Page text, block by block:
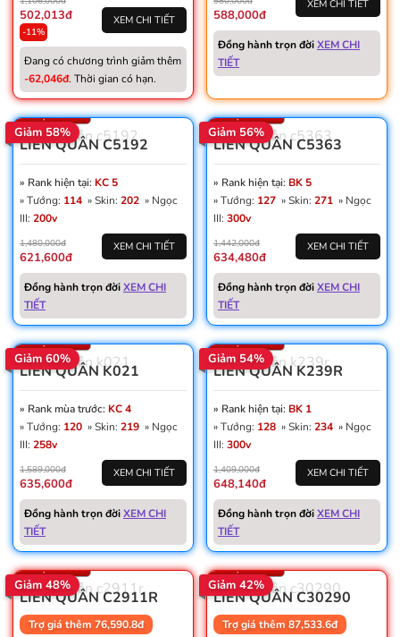
502,013đ
-11%
XEM CHI TIẾT
Đang có chương trình giảm thêm
-62,046đ. Thời gian có hạn.
588,000đ
XEM CHI TIẾT
Đồng hành trọn đờiXEM CHI
TIẾT
Giảm 58%
Win: 50%
Vàng: 422K
Dấu ấn: 9
Thẻ đổi tên: 12
Số trận: 8.172
LIÊN QUÂN C5192
» Rank hiện tại:
KC 5
» Tướng: 114 » Skin: 202
III: 200v
1,480,000đ
621,600đ
XEM CHI TIẾT
Đồng hành trọn đờiXEM CHI
TIẾT
Giảm 56%
Win: 49%
Vàng: 205K
Dấu ấn: 5
Thẻ đổi tên: 7
Số trận: 6.959
LIÊN QUÂN C5363
» Rank hiện tại:
BK 5
» Tướng: 127 » Skin: 271
III: 300v
1,442,000đ
634,480đ
XEM CHI TIẾT
Đồng hành trọn đờiXEM CHI
TIẾT
Giảm 60%
Win: 49%
Dấu ấn: 3
Thẻ đổi tên: 5
Số trận: 4.974
LIÊN QUÂN K021
» Rank mùa trước:
KC 4
» Tướng: 120 » Skin: 219
III: 258v
1,589,000đ
635,600đ
XEM CHI TIẾT
Đồng hành trọn đờiXEM CHI
TIẾT
Giảm 54%
Vàng: 160K
Dấu ấn: 8
Thẻ đổi tên: 2
Số trận: 9.230
LIÊN QUÂN K239R
» Rank hiện tại:
BK 1
» Tướng: 128 » Skin: 234
III: 300v
1,409,000đ
648,140đ
XEM CHI TIẾT
Đồng hành trọn đờiXEM CHI
TIẾT
Giảm 48%
Vàng: 115K
Dấu ấn: 5
Thẻ đổi tên: 18
Số trận: 5.605
LIÊN QUÂN C2911R
Trợ giá thêm 76,590.8đ
Giảm 42%
Vàng: 362K
Dấu ấn: 9
Thẻ đổi tên: 37
Số trận: 7.547
LIÊN QUÂN C30290
Trợ giá thêm 87,533.6đ